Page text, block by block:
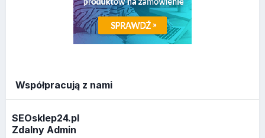
Współpracują z nami
SEOsklep24.pl
Zdalny Admin